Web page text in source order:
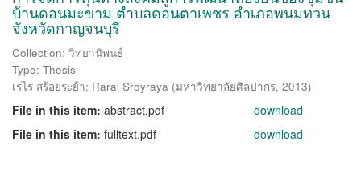
บ้านดอนมะขาม ตำบลดอนตาเพชร อำเภอพนมทวน
จังหวัดกาญจนบุรี
Collection: วิทยานิพนธ์
Type: Thesis
เรไร สร้อยระย้า; Rarai Sroyraya (มหาวิทยาลัยศิลปากร, 2013)
File in this item: abstract.pdf
download
File in this item: fulltext.pdf download